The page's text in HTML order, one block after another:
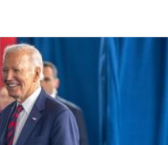
Байдена назвала
про його
уваги